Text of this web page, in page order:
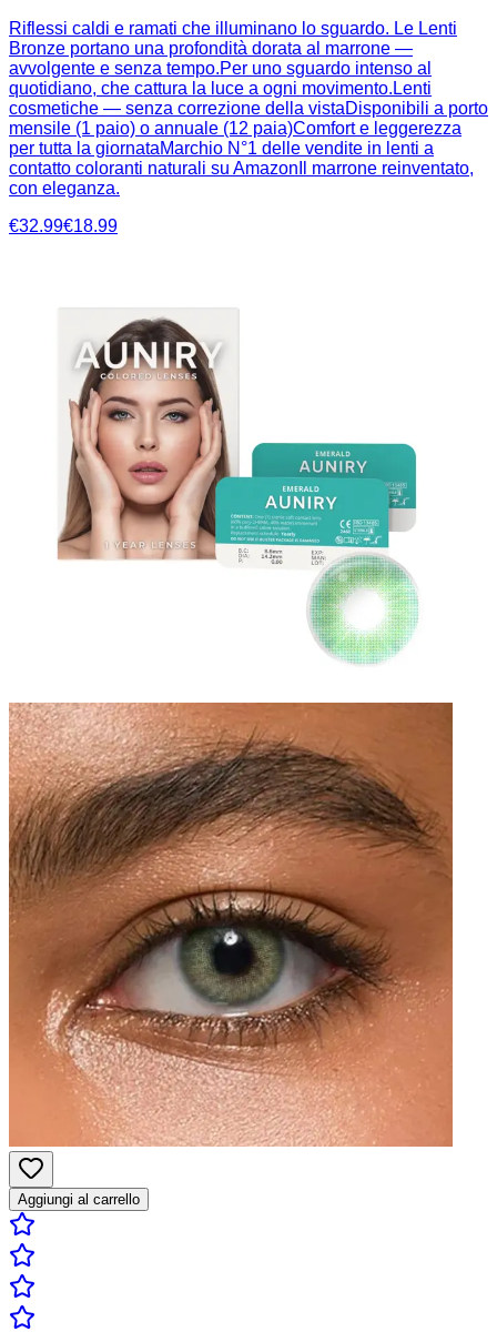
Riflessi caldi e ramati che illuminano lo sguardo. Le Lenti
Bronze portano una profondità dorata al marrone —
avvolgente e senza tempo.Per uno sguardo intenso al
quotidiano, che cattura la luce a ogni movimento.Lenti
cosmetiche — senza correzione della vistaDisponibili a porto
mensile (1 paio) o annuale (12 paia)Comfort e leggerezza
per tutta la giornataMarchio N°1 delle vendite in lenti a
contatto coloranti naturali su AmazonIl marrone reinventato,
con eleganza.
€32.99€18.99
Aggiungi al carrello